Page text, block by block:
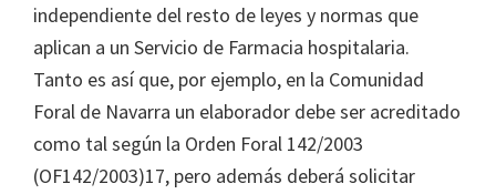
independiente del resto de leyes y normas que
aplican a un Servicio de Farmacia hospitalaria.
Tanto es así que, por ejemplo, en la Comunidad
Foral de Navarra un elaborador debe ser acreditado
como tal según la Orden Foral 142/2003
(OF142/2003)17, pero además deberá solicitar